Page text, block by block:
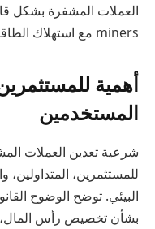
miners مع استهلاك الطاقة المحدد والإرشادات البيئية.
أهمية
المستخدمين
شرعية تعدين العملات
للمستثمرين،
البيئي. توضح الوضوح
بشأن تخصيص رأس المال،